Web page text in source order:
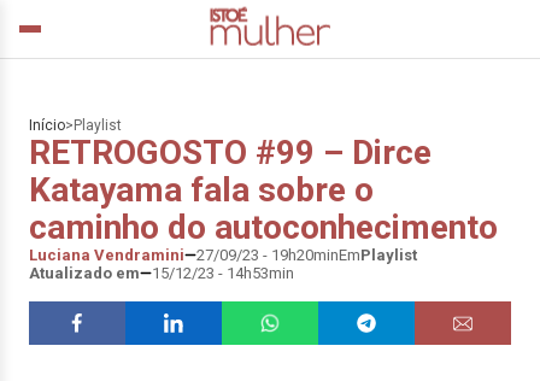
Início> Playlist
RETROGOSTO #99 – Dirce
Katayama fala sobre o
caminho do autoconhecimento
Luciana Vendramini 27/09/23 - 19h20minEmPlaylist
Atualizado em
15/12/23 - 14h53min